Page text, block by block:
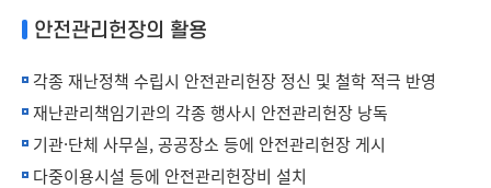
안전관리헌장의 활용
각종 재난정책 수립시 안전관리헌장 정신 및 철학 적극 반영
재난관리책임기관의 각종 행사시 안전관리헌장 낭독
기관·단체 사무실, 공공장소 등에 안전관리헌장 게시
다중이용시설 등에 안전관리헌장비 설치